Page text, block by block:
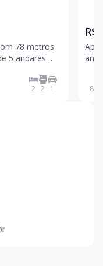
78 metros
5 andares
social,
de
2 2 1
R$
1
87